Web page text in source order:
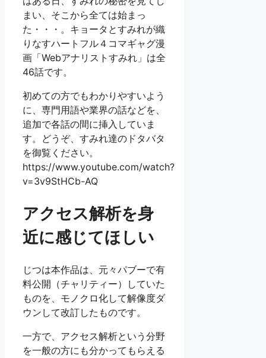
まい、そこから全ては始まっ
た・・・。キョータとすみれが織
りなすハートフル４コマギャグ漫
画「Webアナリストすみれ」は全
46話です。
初めての方でもわかりやすいよう
に、専門用語や業界の話などを、
追加で各話の間に挿入していま
す。どうぞ、すみれ達のドタバタ
を御覧ください。
https://www.youtube.com/watch?
v=3v9StHCb-AQ
アクセス解析を身
近に感じてほしい
じつは本作品は、元々パブーで有
料公開（チャリティー）していた
ものを、モノクロ化して解像度ダ
ウンして改訂したものです。
一方で、アクセス解析という分野
を一般の方にも分かってもらえる